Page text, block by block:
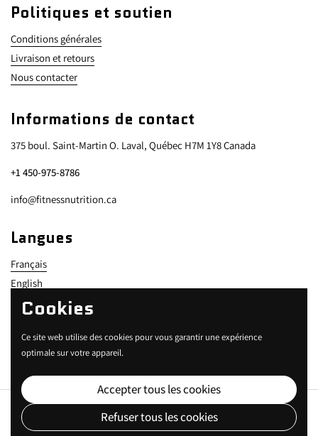
Politiques et soutien
Conditions générales
Livraison et retours
Nous contacter
Informations de contact
375 boul. Saint-Martin O. Laval, Québec H7M 1Y8 Canada
+1 450-975-8786
info@fitnessnutrition.ca
Langues
Français
English
Copyright © 2026Fitness Nutrition Equipement.
Pays/région
CAD $
Cookies
Ce site web utilise des cookies pour vous garantir une expérience
optimale sur votre appareil.
Accepter tous les cookies
Refuser tous les cookies